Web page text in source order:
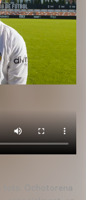
tots. Ochotorena